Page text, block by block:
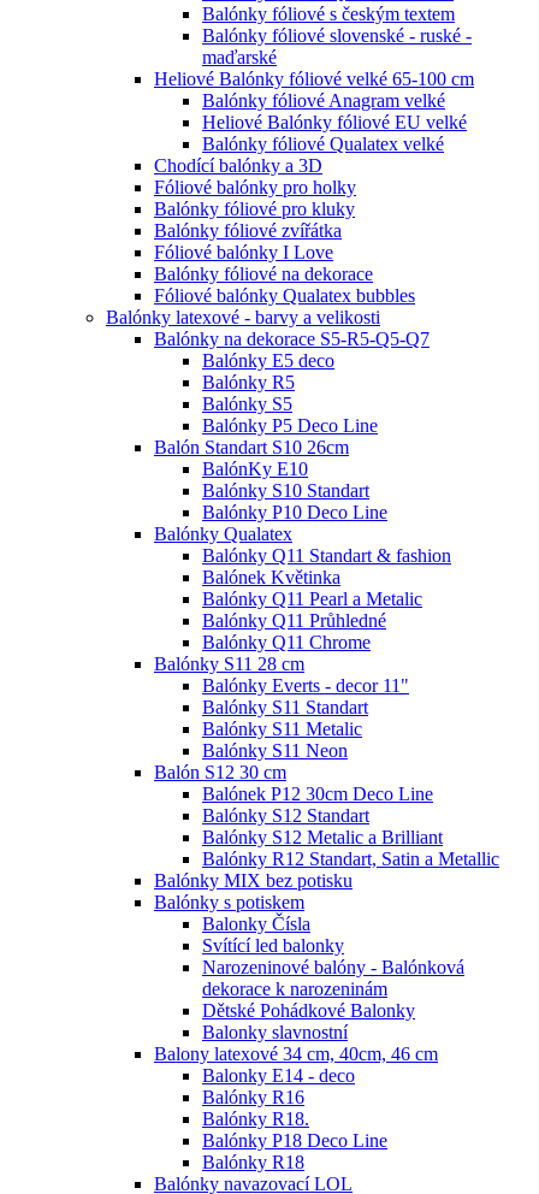
Balónky fóliové s českým textem
Balónky fóliové slovenské - ruské -
maďarské
Heliové Balónky fóliové velké 65-100 cm
Balónky fóliové Anagram velké
Heliové Balónky fóliové EU velké
Balónky fóliové Qualatex velké
Chodící balónky a 3D
Fóliové balónky pro holky
Balónky fóliové pro kluky
Balónky fóliové zvířátka
Fóliové balónky I Love
Balónky fóliové na dekorace
Fóliové balónky Qualatex bubbles
Balónky latexové - barvy a velikosti
Balónky na dekorace S5-R5-Q5-Q7
Balónky E5 deco
Balónky R5
Balónky S5
Balónky P5 Deco Line
Balón Standart S10 26cm
BalónKy E10
Balónky S10 Standart
Balónky P10 Deco Line
Balónky Qualatex
Balónky Q11 Standart & fashion
Balónek Květinka
Balónky Q11 Pearl a Metalic
Balónky Q11 Průhledné
Balónky Q11 Chrome
Balónky S11 28 cm
Balónky Everts - decor 11"
Balónky S11 Standart
Balónky S11 Metalic
Balónky S11 Neon
Balón S12 30 cm
Balónek P12 30cm Deco Line
Balónky S12 Standart
Balónky S12 Metalic a Brilliant
Balónky R12 Standart, Satin a Metallic
Balónky MIX bez potisku
Balónky s potiskem
Balonky Čísla
Svítící led balonky
Narozeninové balóny - Balónková
dekorace k narozeninám
Dětské Pohádkové Balonky
Balonky slavnostní
Balony latexové 34 cm, 40cm, 46 cm
Balonky E14 - deco
Balónky R16
Balónky R18.
Balónky P18 Deco Line
Balónky R18
Balónky navazovací LOL